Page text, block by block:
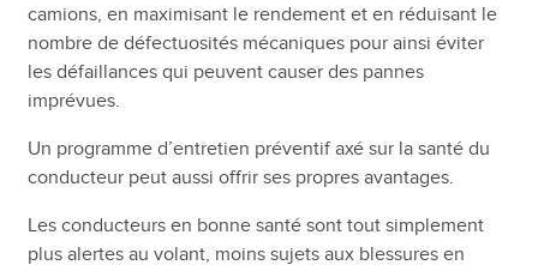
camions, en maximisant le rendement et en réduisant le
nombre de défectuosités mécaniques pour ainsi éviter
les défaillances qui peuvent causer des pannes
imprévues.
Un programme d’entretien préventif axé sur la santé du
conducteur peut aussi offrir ses propres avantages.
Les conducteurs en bonne santé sont tout simplement
plus alertes au volant, moins sujets aux blessures en